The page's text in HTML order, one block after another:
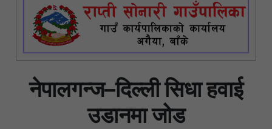
नेपालगन्ज–दिल्ली सिधा हवाई
उडानमा जोड